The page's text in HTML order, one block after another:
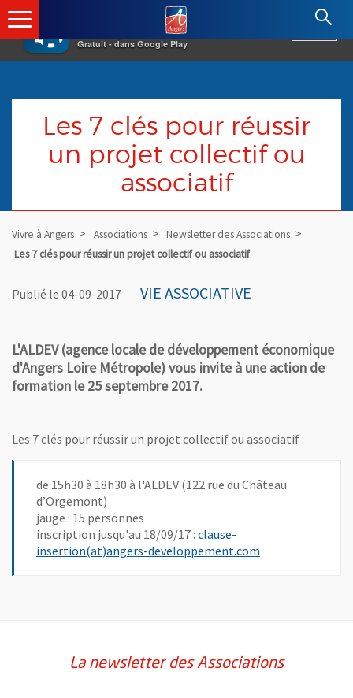
×
Gratuit - dans Google Play
Angers.fr : Retour à l'accueil
Les 7 clés pour réussir
un projet collectif ou
associatif
Vivre à Angers Associations
Newsletter des Associations
Les 7 clés pour réussir un projet collectif ou associatif
Publié le 04-09-2017 VIE ASSOCIATIVE
L'ALDEV (agence locale de développement économique
d'Angers Loire Métropole) vous invite à une action de
formation le 25 septembre 2017.
Les 7 clés pour réussir un projet collectif ou associatif :
de 15h30 à 18h30 à l'ALDEV (122 rue du Château
d’Orgemont)
jauge : 15 personnes
inscription jusqu'au 18/09/17 : clause-
insertion(at)angers-developpement.com
La newsletter des Associations